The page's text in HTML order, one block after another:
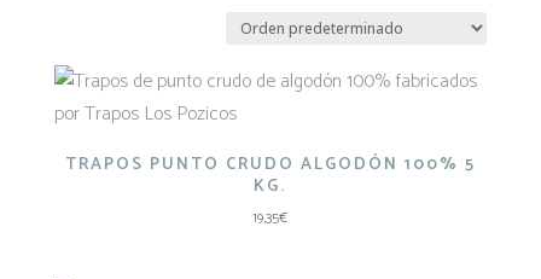
TRAPOS PUNTO CRUDO ALGODÓN 100% 5
KG.
19,35€